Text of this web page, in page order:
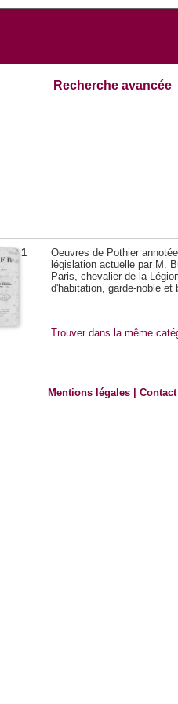
Recherche avancée
1
Oeuvres de Pothier
législation actuelle par M.
Paris, chevalier de la
d'habitation, garde-noble
Trouver dans la même
Mentions légales |Contact